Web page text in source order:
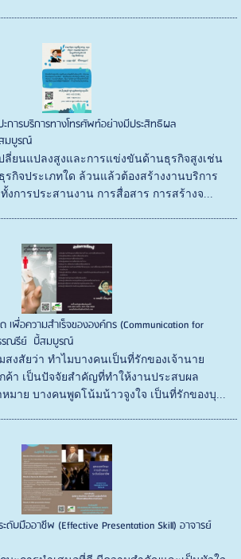
ะการบริการทางโทรศัพท์อย่างมีประสิทธิผล
มบูรณ์
ลี่ยนแปลงสูงและการแข่งขันด้านธุรกิจสูงเช่น
รกิจประเภทใด ล้วนแล้วต้องสร้างงานบริการ
การประสานงาน การสื่อสาร การสร้างจ...
พื่อความสำเร็จขององค์กร (Communication for
รรณรีย์ บี้สมบูรณ์
สงสัยว่า ทำไมบางคนเป็นที่รักของเจ้านาย
ค้า เป็นปัจจัยสำคัญที่ทำให้งานประสบผล
หมาย บางคนพูดโน้มน้าวจูงใจ เป็นที่รักของบุ...
ดับมืออาชีพ (Effective Presentation Skill) อาจารย์